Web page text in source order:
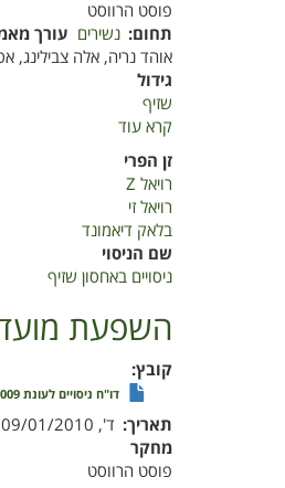
זן
'אברי'
לאחר
פוסט הרווסט
תחום נשירים עורך
אוהד נריה, אלה צבילינג,
גידול
שזיף
קרא עוד
זן הפרי
רויאל Z
רויאל זי
בלאק דיאמונד
שם הניסוי
ניסויים באחסון שזיף
השפעת מועד
קובץ
דו"ח ניסויים לעונת 2009
תאריך ד', 09/01/2010 - 12:00
מחקר
פוסט הרווסט